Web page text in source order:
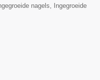
nagels, Ingegroeide